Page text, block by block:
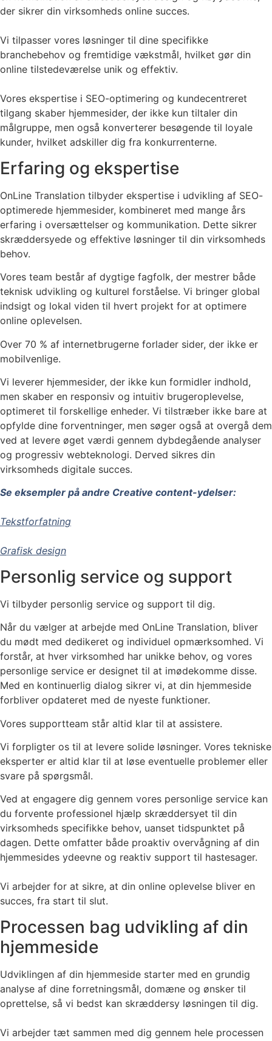
der sikrer din virksomheds online succes.
Vi tilpasser vores løsninger til dine specifikke
branchebehov og fremtidige vækstmål, hvilket gør din
online tilstedeværelse unik og effektiv.
Vores ekspertise i SEO-optimering og kundecentreret
tilgang skaber hjemmesider, der ikke kun tiltaler din
målgruppe, men også konverterer besøgende til loyale
kunder, hvilket adskiller dig fra konkurrenterne.
Erfaring og ekspertise
OnLine Translation tilbyder ekspertise i udvikling af SEO-
optimerede hjemmesider, kombineret med mange års
erfaring i oversættelser og kommunikation. Dette sikrer
skræddersyede og effektive løsninger til din virksomheds
behov.
Vores team består af dygtige fagfolk, der mestrer både
teknisk udvikling og kulturel forståelse. Vi bringer global
indsigt og lokal viden til hvert projekt for at optimere
online oplevelsen.
Over 70 % af internetbrugerne forlader sider, der ikke er
mobilvenlige.
Vi leverer hjemmesider, der ikke kun formidler indhold,
men skaber en responsiv og intuitiv brugeroplevelse,
optimeret til forskellige enheder. Vi tilstræber ikke bare at
opfylde dine forventninger, men søger også at overgå dem
ved at levere øget værdi gennem dybdegående analyser
og progressiv webteknologi. Derved sikres din
virksomheds digitale succes.
Se eksempler på andre Creative content-ydelser:
Tekstforfatning
Grafisk design
Personlig service og support
Vi tilbyder personlig service og support til dig.
Når du vælger at arbejde med OnLine Translation, bliver
du mødt med dedikeret og individuel opmærksomhed. Vi
forstår, at hver virksomhed har unikke behov, og vores
personlige service er designet til at imødekomme disse.
Med en kontinuerlig dialog sikrer vi, at din hjemmeside
forbliver opdateret med de nyeste funktioner.
Vores supportteam står altid klar til at assistere.
Vi forpligter os til at levere solide løsninger. Vores tekniske
eksperter er altid klar til at løse eventuelle problemer eller
svare på spørgsmål.
Ved at engagere dig gennem vores personlige service kan
du forvente professionel hjælp skræddersyet til din
virksomheds specifikke behov, uanset tidspunktet på
dagen. Dette omfatter både proaktiv overvågning af din
hjemmesides ydeevne og reaktiv support til hastesager.
Vi arbejder for at sikre, at din online oplevelse bliver en
succes, fra start til slut.
Processen bag udvikling af din
hjemmeside
Udviklingen af din hjemmeside starter med en grundig
analyse af dine forretningsmål, domæne og ønsker til
oprettelse, så vi bedst kan skræddersy løsningen til dig.
Vi arbejder tæt sammen med dig gennem hele processen